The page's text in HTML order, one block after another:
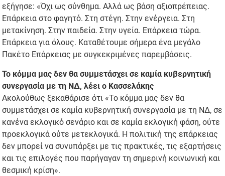
εξήγησε: «Όχι ως σύνθημα. Αλλά ως βάση αξιοπρέπειας.
Επάρκεια στο φαγητό. Στη στέγη. Στην ενέργεια. Στη
μετακίνηση. Στην παιδεία. Στην υγεία. Επάρκεια τώρα.
Επάρκεια για όλους. Καταθέτουμε σήμερα ένα μεγάλο
Πακέτο Επάρκειας με συγκεκριμένες παρεμβάσεις.
Το κόμμα μας δεν θα συμμετάσχει σε καμία κυβερνητική
συνεργασία με τη ΝΔ, λέει ο Κασσελάκης
Ακολούθως ξεκαθάρισε ότι «Το κόμμα μας δεν θα
συμμετάσχει σε καμία κυβερνητική συνεργασία με τη ΝΔ, σε
κανένα εκλογικό σενάριο και σε καμία εκλογική φάση, ούτε
προεκλογικά ούτε μετεκλογικά. Η πολιτική της επάρκειας
δεν μπορεί να συνυπάρξει με τις πρακτικές, τις εξαρτήσεις
και τις επιλογές που παρήγαγαν τη σημερινή κοινωνική και
θεσμική κρίση».